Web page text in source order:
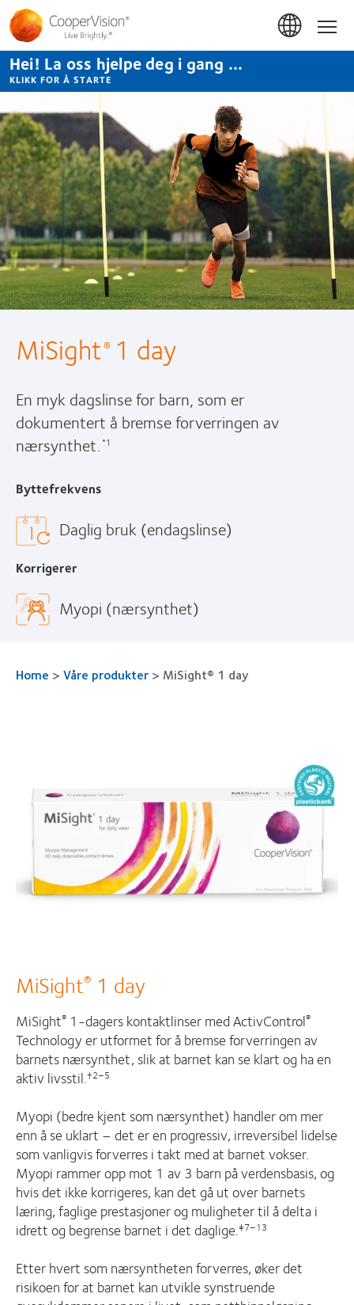
Hopp
hovedinnhold
Hei! La oss hjelpe deg i gang ...
KLIKK FOR Å STARTE
MiSight®1 day
En myk dagslinse for barn, som er
dokumentert å bremse forverringen av
nærsynthet. *1
Byttefrekvens
Daglig bruk (endagslinse)
Korrigerer
Myopi (nærsynthet)
Home > Våre produkter > MiSight® 1 day
MiSight® 1 day
MiSight® 1-dagers kontaktlinser med ActivControl®
Technology er utformet for å bremse forverringen av
barnets nærsynthet, slik at barnet kan se klart og ha en
aktiv livsstil.†2–5
Myopi (bedre kjent som nærsynthet) handler om mer
enn å se uklart – det er en progressiv, irreversibel lidelse
som vanligvis forverres i takt med at barnet vokser.
Myopi rammer opp mot 1 av 3 barn på verdensbasis, og
hvis det ikke korrigeres, kan det gå ut over barnets
læring, faglige prestasjoner og muligheter til å delta i
idrett og begrense barnet i det daglige.‡7–13
Etter hvert som nærsyntheten forverres, øker det
risikoen for at barnet kan utvikle synstruende